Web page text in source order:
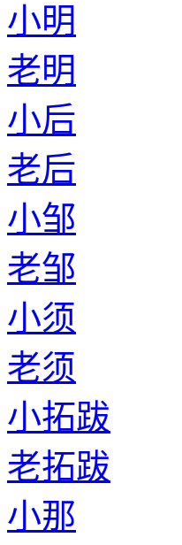
小明
老明
小后
老后
小邹
老邹
小须
老须
小拓跋
老拓跋
小那